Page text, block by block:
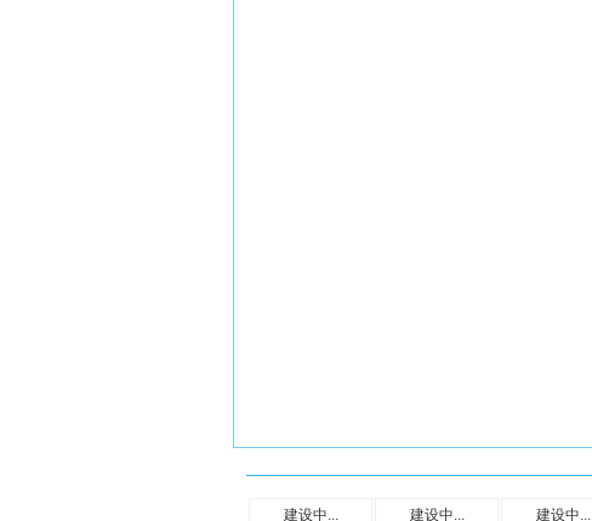
建设中... 建设中... 建设中...